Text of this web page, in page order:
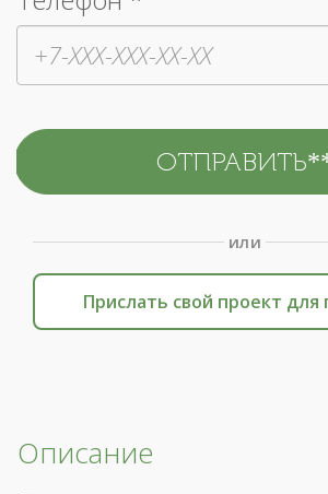
или
Прислать свой проект для
Описание